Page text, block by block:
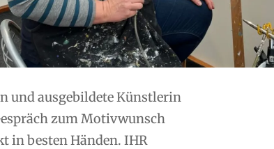
und ausgebildete Künstlerin
zum Motivwunsch
in besten Händen. IHR